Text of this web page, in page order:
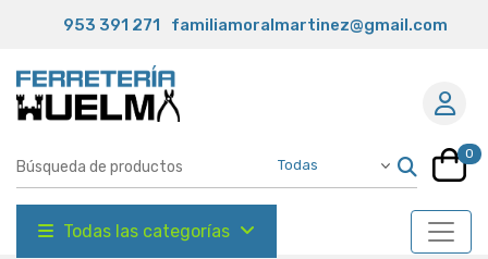
953 391 271 familiamoralmartinez@gmail.com
0
Todas las categorías